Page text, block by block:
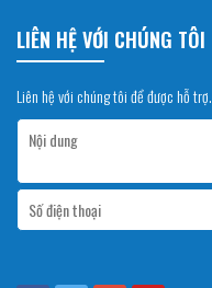
LIÊN HỆ VỚI CHÚNG TÔI
Liên hệ với chúng tôi để được hỗ trợ.